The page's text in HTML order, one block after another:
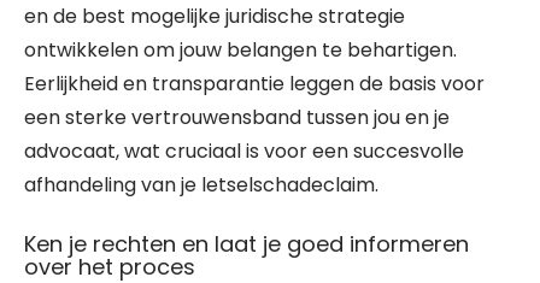
en de best mogelijke juridische strategie
ontwikkelen om jouw belangen te behartigen.
Eerlijkheid en transparantie leggen de basis voor
een sterke vertrouwensband tussen jou en je
advocaat, wat cruciaal is voor een succesvolle
afhandeling van je letselschadeclaim.
Ken je rechten en laat je goed informeren
over het proces